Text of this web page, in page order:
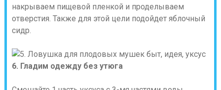
накрываем пищевой пленкой и проделываем
отверстия. Также для этой цели подойдет яблочный
сидр.
6. Гладим одежду без утюга